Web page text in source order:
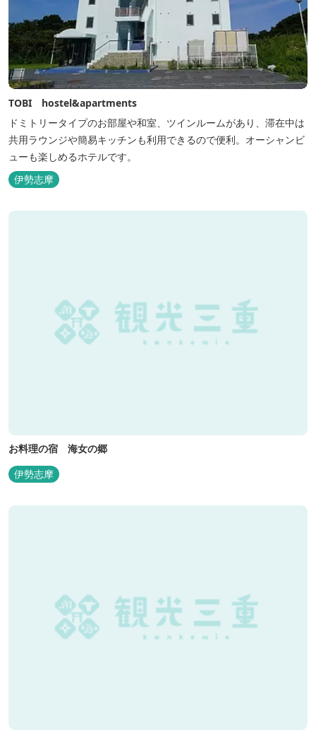
TOBI hostel&apartments
ドミトリータイプのお部屋や和室、ツインルームがあり、滞在中は
共用ラウンジや簡易キッチンも利用できるので便利。オーシャンビ
ューも楽しめるホテルです。
伊勢志摩
お料理の宿 海女の郷
伊勢志摩